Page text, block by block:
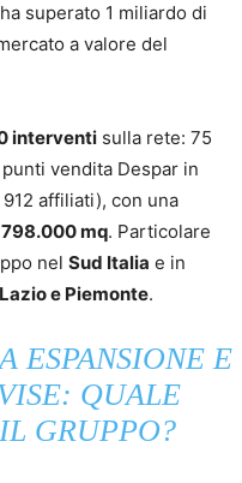
superato 1 miliardo di
a valore del
interventi sulla rete: 75
vendita Despar in
affiliati), con una
798.000 mq. Particolare
nel Sud Italia e in
e Piemonte.
ESPANSIONE E
QUALE
GRUPPO?